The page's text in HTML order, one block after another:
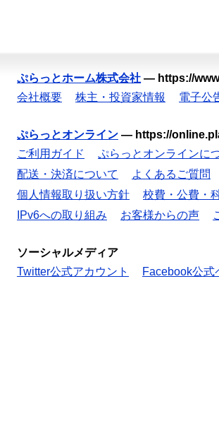
ぷらっとホーム株式会社 — https://
会社概要
株主・投資家情報 電子公
ぷらっとオンライン — https://
ご利用ガイド
ぷらっとオンラインに
配送・決済について
よくあるご質問
個人情報取り扱い方針
校費・公費・
IPv6への取り組み
お客様からの声
ソーシャルメディア
Twitter公式アカウント
Facebook公式